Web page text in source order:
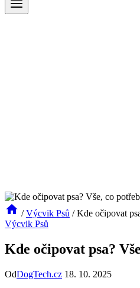
/ Výcvik Psů / Kde očipovat
Výcvik Psů
Kde očipovat psa?
OdDogTech.cz 18. 10. 2025